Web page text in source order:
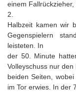
einem
2.
Halbzeit kamen wir
Gegenspielern
leisteten. In
der 50. Minute
Volleyschuss nur
beiden Seiten,
im Tor erwies. In der